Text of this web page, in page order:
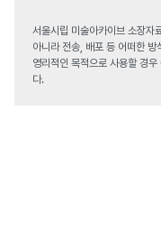
서울시립 미술아카이브 소장자
아니라 전송, 배포 등 어떠한 방
영리적인 목적으로 사용할 경
다.